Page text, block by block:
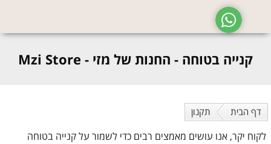
קנייה בטוחה - החנות של מזי - Mzi Store
דף הבית תקנון
לקוח יקר, אנו עושים מאמצים רבים כדי לשמור על קנייה בטוחה